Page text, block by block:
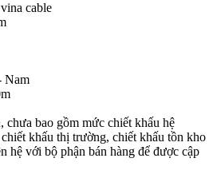
cable
Nam
bao gồm mức chiết khấu hệ
khấu thị trường, chiết khấu tồn kho
hệ với bộ phận bán hàng để được cập